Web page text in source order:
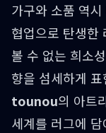
가구와 소품 역
협업으로 탄생한
볼 수 없는 희소
향을 섬세하게
tounou의 아트
세계를 러그에